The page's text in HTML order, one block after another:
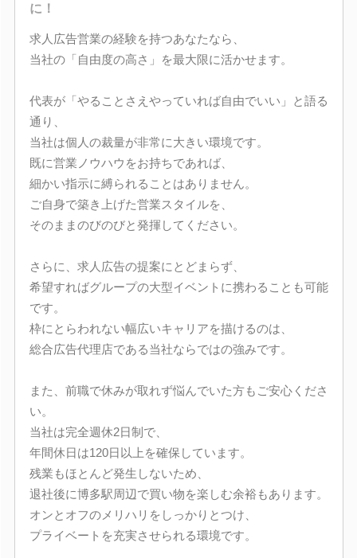
に！
求人広告営業の経験を持つあなたなら、
当社の「自由度の高さ」を最大限に活かせます。
代表が「やることさえやっていれば自由でいい」と語る
通り、
当社は個人の裁量が非常に大きい環境です。
既に営業ノウハウをお持ちであれば、
細かい指示に縛られることはありません。
ご自身で築き上げた営業スタイルを、
そのままのびのびと発揮してください。
さらに、求人広告の提案にとどまらず、
希望すればグループの大型イベントに携わることも可能
です。
枠にとらわれない幅広いキャリアを描けるのは、
総合広告代理店である当社ならではの強みです。
また、前職で休みが取れず悩んでいた方もご安心くださ
い。
当社は完全週休2日制で、
年間休日は120日以上を確保しています。
残業もほとんど発生しないため、
退社後に博多駅周辺で買い物を楽しむ余裕もあります。
オンとオフのメリハリをしっかりとつけ、
プライベートを充実させられる環境です。